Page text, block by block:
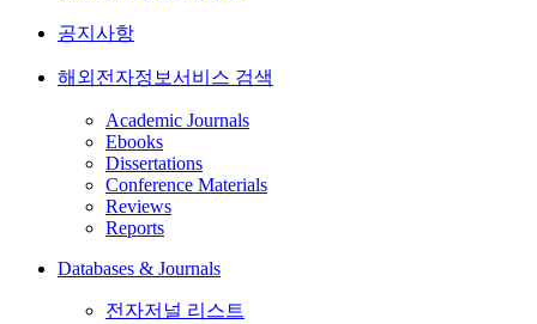
공지사항
해외전자정보서비스 검색
Academic Journals
Ebooks
Dissertations
Conference Materials
Reviews
Reports
Databases & Journals
전자저널 리스트